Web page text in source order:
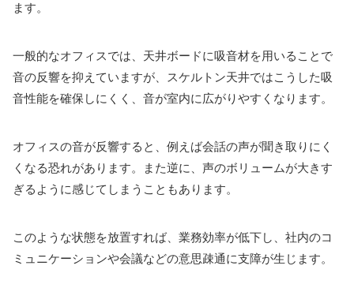
ます。
一般的なオフィスでは、天井ボードに吸音材を用いることで
音の反響を抑えていますが、スケルトン天井ではこうした吸
音性能を確保しにくく、音が室内に広がりやすくなります。
オフィスの音が反響すると、例えば会話の声が聞き取りにく
くなる恐れがあります。また逆に、声のボリュームが大きす
ぎるように感じてしまうこともあります。
このような状態を放置すれば、業務効率が低下し、社内のコ
ミュニケーションや会議などの意思疎通に支障が生じます。